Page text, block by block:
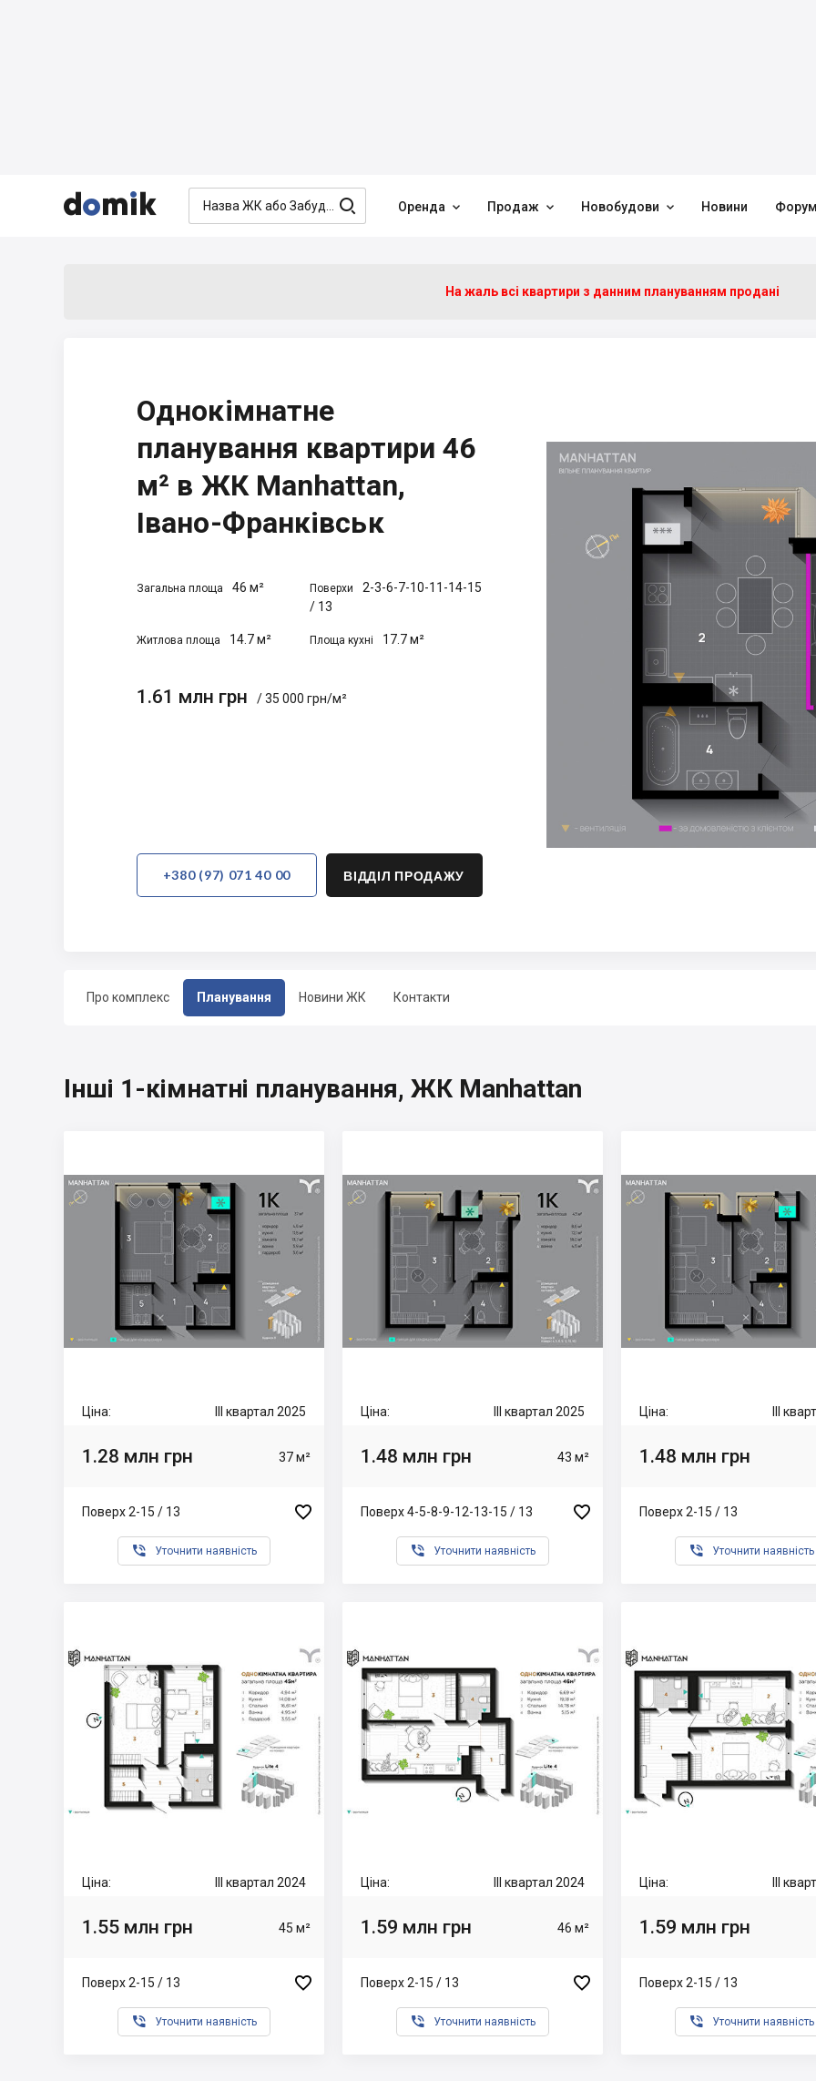


  Оренда  Продаж  Новобудови  Новини
Про комплекс Планування Новини ЖК Контакти
На жаль всі квартири з данним плануванням продані
Однокімнатне
планування квартири 46
м² в ЖК Manhattan,
Івано-Франківськ
Загальна площа 46 м² Поверхи
2-3-6-7-10-11-14-15
/ 13
Житлова площа 14.7 м² Площа кухні 17.7 м²
1.61 млн грн / 35 000 грн/м²
+380 (97) 071 40 00 ВІДДІЛ ПРОДАЖУ
Інші 1-кімнатні планування, ЖК Manhattan
Ціна: III квартал 2025
1.28 млн грн 37 м²
Поверх 2-15 / 13 
 Уточнити наявність
Ціна: III квартал 2025
1.48 млн грн 43 м²
Поверх 4-5-8-9-12-13-15 / 13 
 Уточнити наявність
Ціна: III
1.48 млн грн
Поверх 2-15 / 13
 Уточнити наявність
Ціна: III квартал 2024
1.55 млн грн 45 м²
Поверх 2-15 / 13 
 Уточнити наявність
Ціна: III квартал 2024
1.59 млн грн 46 м²
Поверх 2-15 / 13 
 Уточнити наявність
Ціна: III
1.59 млн грн
Поверх 2-15 / 13
 Уточнити наявність